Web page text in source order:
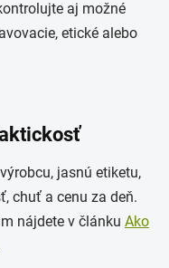
aj možné
etické alebo
jasnú etiketu,
chuť a cenu za deň.
nájdete v článku Ako